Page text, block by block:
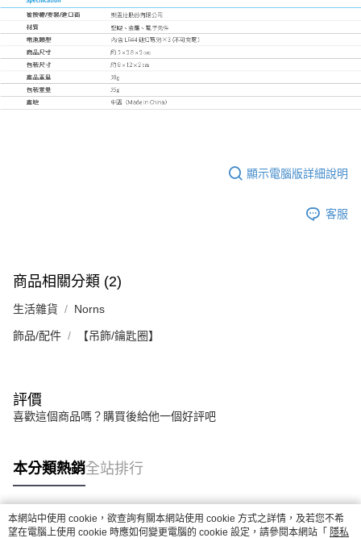
顯示電腦版詳細說明
客服
商品相關分類 (2)
生活雜貨 Norns
飾品/配件 【吊飾/鑰匙圈】
評價
喜歡這個商品嗎？購買後給他一個好評吧
本分類熱銷全站排行
熱門標籤
本網站中使用 cookie，欲查詢有關本網站使用 cookie 方式之詳情，及若您不希
望在電腦上使用 cookie 時應如何變更電腦的 cookie 設定，請參閱本網站「 隱私